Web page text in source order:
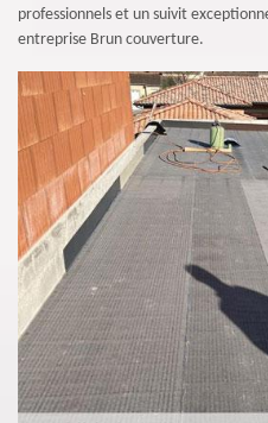
professionnels et un suivit
entreprise Brun couverture.